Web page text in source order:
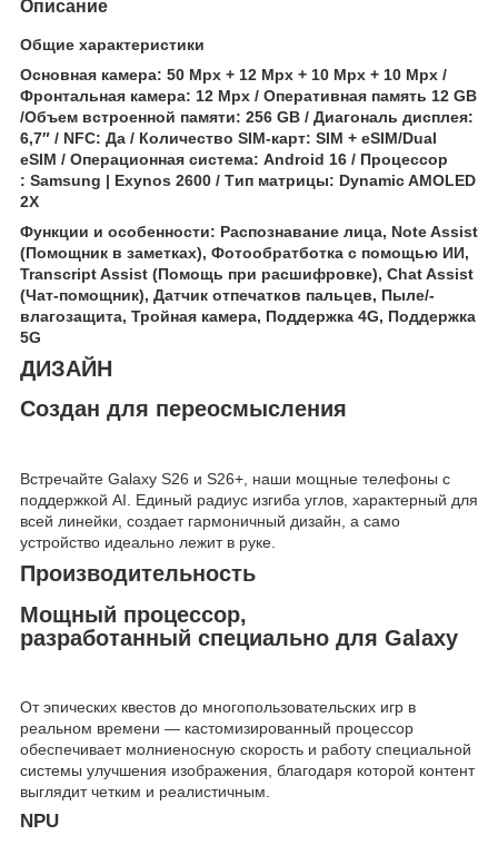
Описание
Общие характеристики
Основная камера: 50 Mpx + 12 Mpx + 10 Mpx + 10 Mpx /
Фронтальная камера: 12 Mpx / Оперативная память 12 GB
/Объем встроенной памяти: 256 GB / Диагональ дисплея:
6,7″ / NFC: Да / Количество SIM-карт: SIM + eSIM/Dual
eSIM / Операционная система: Android 16 / Процессор
: Samsung | Exynos 2600 / Tип матрицы: Dynamic AMOLED
2X
Функции и особенности: Распознавание лица, Note Assist
(Помощник в заметках), Фотообратботка с помощью ИИ,
Transcript Assist (Помощь при расшифровке), Chat Assist
(Чат-помощник), Датчик отпечатков пальцев, Пыле/-
влагозащита, Тройная камера, Поддержка 4G, Поддержка
5G
ДИЗАЙН
Создан для переосмысления
Встречайте Galaxy S26 и S26+, наши мощные телефоны с
поддержкой AI. Единый радиус изгиба углов, характерный для
всей линейки, создает гармоничный дизайн, а само
устройство идеально лежит в руке.
Производительность
Мощный процессор,
разработанный специально для Galaxy
От эпических квестов до многопользовательских игр в
реальном времени — кастомизированный процессор
обеспечивает молниеносную скорость и работу специальной
системы улучшения изображения, благодаря которой контент
выглядит четким и реалистичным.
NPU